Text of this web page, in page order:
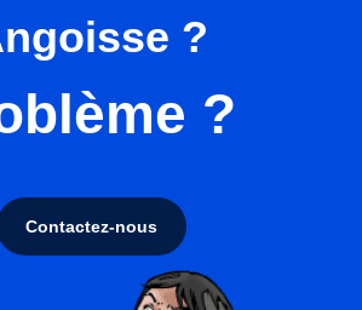
?
?
Contactez-nous